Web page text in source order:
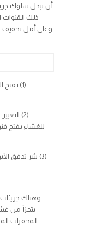
أن تبدل سلوك
ذلك القنوات
وعلى أمل تخفيف
(2)
للغشاء يفتح
(3) يثير تدفق
وهناك
يتجزأ من
المحفزات